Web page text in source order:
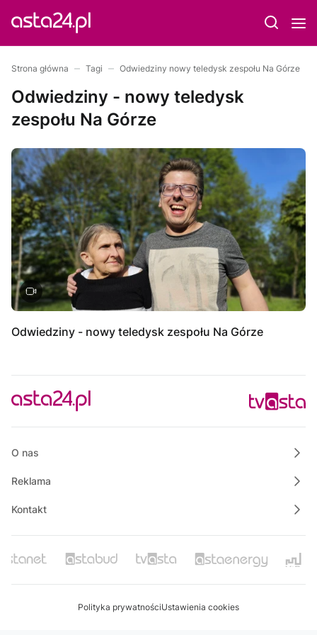
Strona główna Tagi Odwiedziny nowy teledysk zespołu Na Górze
Odwiedziny - nowy teledysk
zespołu Na Górze
Odwiedziny - nowy teledysk zespołu Na Górze
O nas
Reklama
Kontakt
Polityka prywatnościUstawienia cookies